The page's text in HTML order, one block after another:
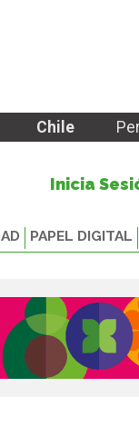
Chile
Inicia
PAPEL DIGITAL